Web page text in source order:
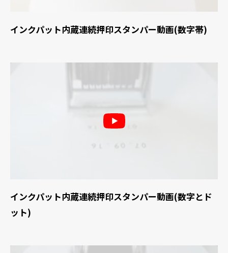
インクパット内蔵連続押印スタンパー動画(数字帯)
インクパット内蔵連続押印スタンパー動画(数字とド
ット)